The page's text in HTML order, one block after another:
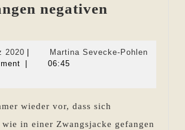
negativen
2020 19.
März
Martina Sevecke-Pohlen
06:45
wieder vor, dass sich
in einer Zwangsjacke gefangen